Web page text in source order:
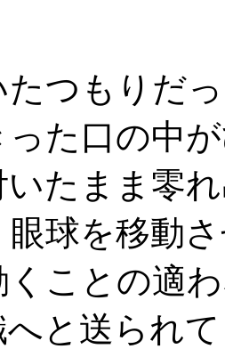
つもりだ
った口の中
たまま零
眼球を移動
ことの適
と送られ